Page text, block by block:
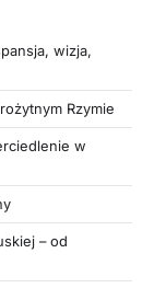
wizja,
Rzymie
w
– od